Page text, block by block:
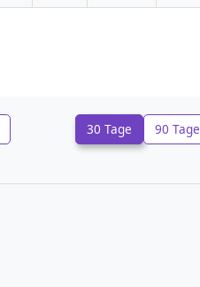
30 Tage 90 Tage